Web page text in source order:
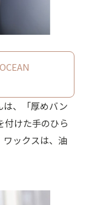
は、「厚めバン
付けた手のひら
ワックスは、油